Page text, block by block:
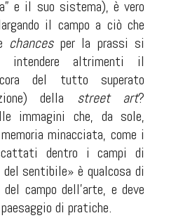
e il suo sistema), è vero
il campo a ciò che
chancesper la prassi si
intendere altrimenti il
del tutto superato
della street art?
immagini che, da sole,
minacciata, come i
dentro i campi di
sentibile» è qualcosa di
campo dell’arte, e deve
di pratiche.